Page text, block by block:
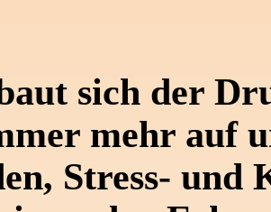
sich der
mehr auf
Stress- und